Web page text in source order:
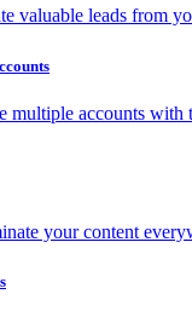
valuable leads from
multiple accounts
your content